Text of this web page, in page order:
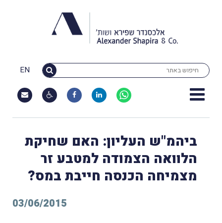
EN
ביהמ"ש העליון: האם שחיקת
הלוואה הצמודה למטבע זר
מצמיחה הכנסה חייבת במס?
03/06/2015